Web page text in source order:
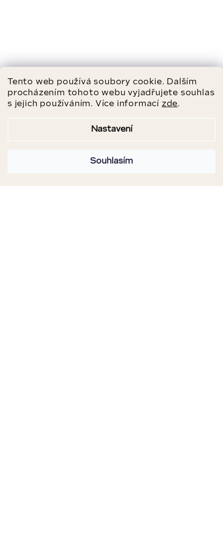
Tento web používá soubory cookie. Dalším
procházením tohoto webu vyjadřujete souhlas
s jejich používáním. Více informací zde.
Nastavení
Souhlasím